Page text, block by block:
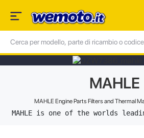
MAHLE
MAHLE Engine Parts Filters and Thermal
MAHLE is one of the worlds